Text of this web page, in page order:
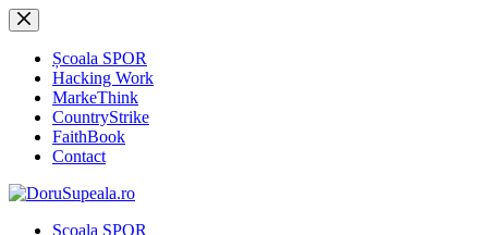
Sari
la
conținutȘcoala SPOR
Hacking Work
MarkeThink
CountryStrike
FaithBook
Contact
Școala SPOR